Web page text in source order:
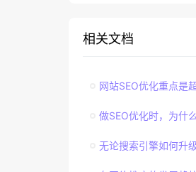
相关文档
网站SEO优化重点是
做SEO优化时，为什
无论搜索引擎如何升